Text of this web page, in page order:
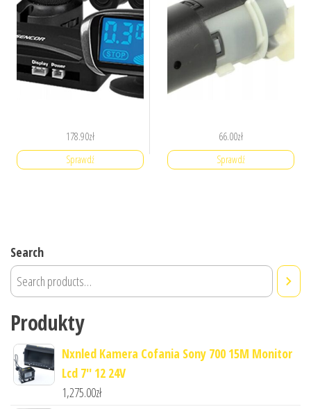
178.90zł
Sprawdź
66.00zł
Sprawdź
Search
Produkty
Nxnled Kamera Cofania Sony 700 15M Monitor
Lcd 7'' 12 24V
1,275.00zł